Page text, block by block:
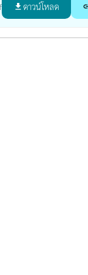
file_download ดาวน์โหลด